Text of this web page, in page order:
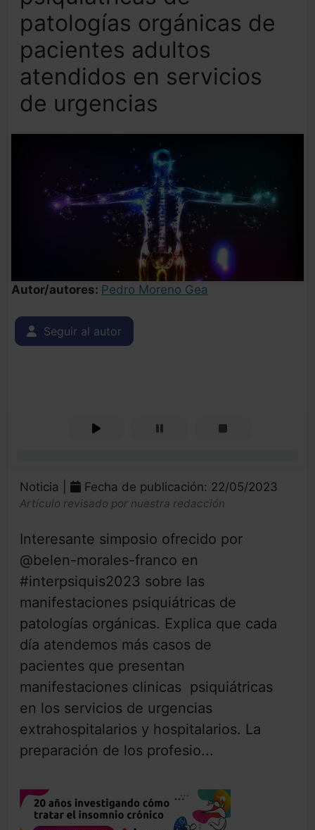
patologías orgánicas de
pacientes adultos
atendidos en servicios
de urgencias
Autor/autores: Pedro Moreno Gea
Seguir al autor
Noticia | Fecha de publicación: 22/05/2023
Artículo revisado por nuestra redacción
Interesante simposio ofrecido por
@belen-morales-franco en
#interpsiquis2023 sobre las
manifestaciones psiquiátricas de
patologías orgánicas. Explica que cada
día atendemos más casos de
pacientes que presentan
manifestaciones clinicas psiquiátricas
en los servicios de urgencias
extrahospitalarios y hospitalarios. La
preparación de los profesio...